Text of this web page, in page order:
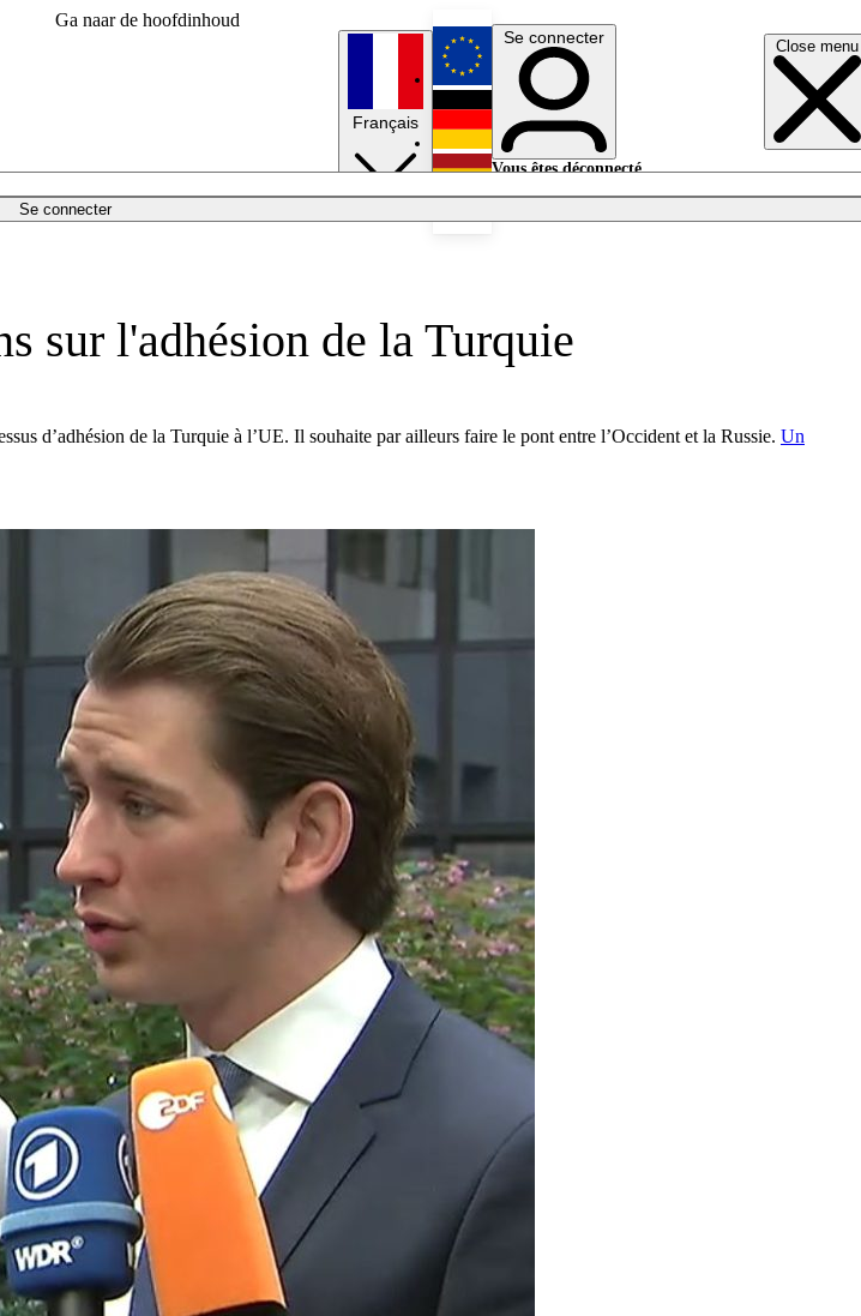
Ga naar de hoofdinhoud
Close menu
Se connecter
Français
English
Deutsch
Se connecter
Vous êtes déconnecté.
sur l'adhésion de la Turquie
d’adhésion de la Turquie à l’UE. Il souhaite par ailleurs faire le pont entre l’Occident et la Russie. Un